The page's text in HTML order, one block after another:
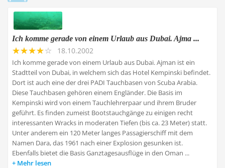
Ich komme gerade von einem Urlaub aus Dubai. Ajma ...
18.10.2002
Ich komme gerade von einem Urlaub aus Dubai. Ajman ist ein
Stadtteil von Dubai, in welchem sich das Hotel Kempinski befindet.
Dort ist auch eine der drei PADI Tauchbasen von Scuba Arabia.
Diese Tauchbasen gehören einem Engländer. Die Basis im
Kempinski wird von einem Tauchlehrerpaar und ihrem Bruder
geführt. Es finden zumeist Bootstauchgänge zu einigen recht
interessanten Wracks in moderaten Tiefen (bis ca. 23 Meter) statt.
Unter anderem ein 120 Meter langes Passagierschiff mit dem
Namen Dara, das 1961 nach einer Explosion gesunken ist.
Ebenfalls bietet die Basis Ganztagesausflüge in den Oman ...
Mehr lesen